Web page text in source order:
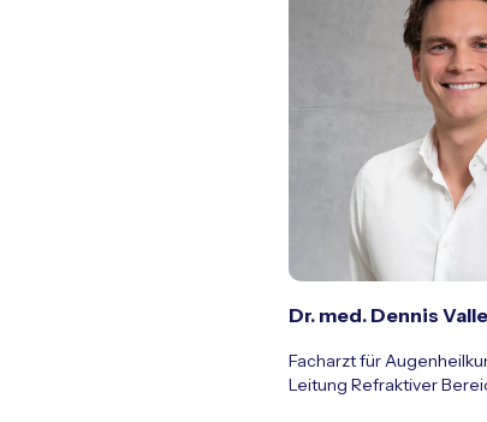
Dr. med. Dennis
Facharzt für
Leitung Refraktiver